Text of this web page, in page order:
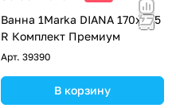
Ванна 1Marka DIANA 170x105
R Комплект Премиум
Арт. 39390
В корзину